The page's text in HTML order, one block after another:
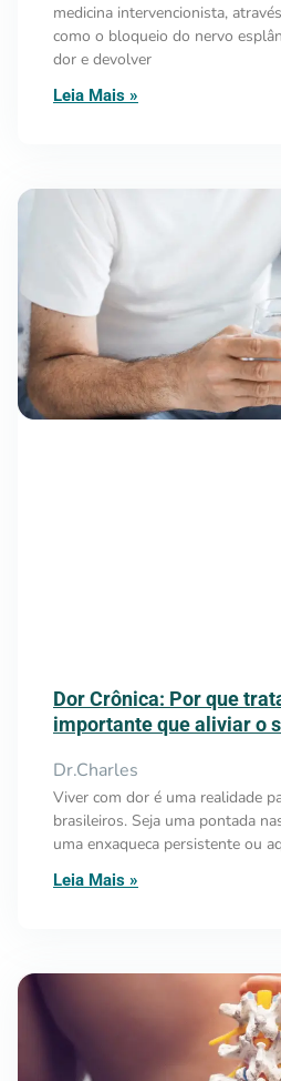
medicina intervencionista,
como o bloqueio do nervo
dor e devolver
Leia Mais »
Dor Crônica: Por que
importante que aliviar o
Dr.Charles
Viver com dor é uma realidade
brasileiros. Seja uma pontada
uma enxaqueca persistente ou
Leia Mais »